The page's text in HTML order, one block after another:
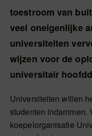
toestroom van
veel oneigenlijke
universiteiten
wijzen voor de
universitair
Universiteiten willen
studenten indammen.
koepelorganisatie